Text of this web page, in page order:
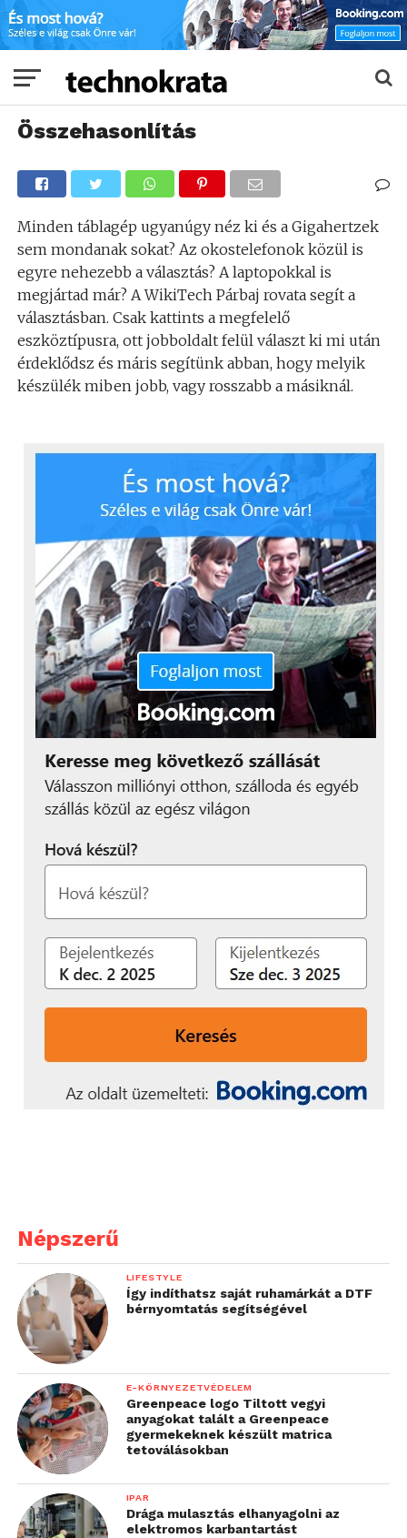
Összehasonlítás
Minden táblagép ugyanúgy néz ki és a Gigahertzek
sem mondanak sokat? Az okostelefonok közül is
egyre nehezebb a választás? A laptopokkal is
megjártad már? A WikiTech Párbaj rovata segít a
választásban. Csak kattints a megfelelő
eszköztípusra, ott jobboldalt felül választ ki mi után
érdeklődsz és máris segítünk abban, hogy melyik
készülék miben jobb, vagy rosszabb a másiknál.
Népszerű
LIFESTYLE
Így indíthatsz saját ruhamárkát a DTF
bérnyomtatás segítségével
E-KÖRNYEZETVÉDELEM
Greenpeace logo Tiltott vegyi
anyagokat talált a Greenpeace
gyermekeknek készült matrica
tetoválásokban
IPAR
Drága mulasztás elhanyagolni az
elektromos karbantartást